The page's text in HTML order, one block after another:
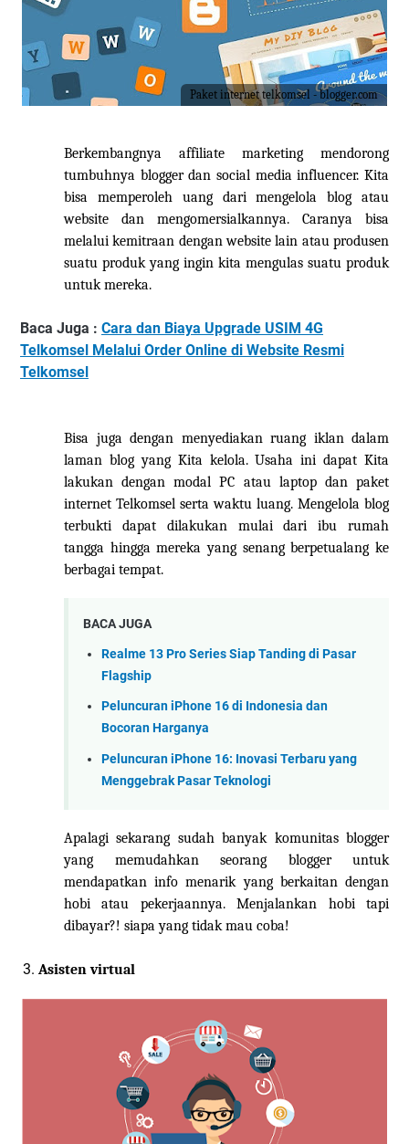
Paket internet telkomsel - blogger.com
Berkembangnya affiliate marketing mendorong
tumbuhnya blogger dan social media influencer. Kita
bisa memperoleh uang dari mengelola blog atau
website dan mengomersialkannya. Caranya bisa
melalui kemitraan dengan website lain atau produsen
suatu produk yang ingin kita mengulas suatu produk
untuk mereka.
Baca Juga : Cara dan Biaya Upgrade USIM 4G
Telkomsel Melalui Order Online di Website Resmi
Telkomsel
Bisa juga dengan menyediakan ruang iklan dalam
laman blog yang Kitakelola. Usaha ini dapat Kita
lakukan dengan modal PC atau laptop dan paket
internet Telkomsel serta waktu luang. Mengelola blog
terbukti dapat dilakukan mulai dari ibu rumah
tangga hingga mereka yang senang berpetualang ke
berbagai tempat.
BACA JUGA
Realme 13 Pro Series Siap Tanding di Pasar
Flagship
Peluncuran iPhone 16 di Indonesia dan
Bocoran Harganya
Peluncuran iPhone 16: Inovasi Terbaru yang
Menggebrak Pasar Teknologi
Apalagi sekarang sudah banyak komunitas blogger
yang memudahkan seorang blogger untuk
mendapatkan info menarik yang berkaitan dengan
hobi atau pekerjaannya. Menjalankan hobi tapi
dibayar?! siapa yang tidak mau coba!
Asisten virtual